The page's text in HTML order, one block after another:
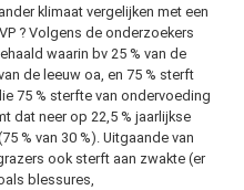
klimaat vergelijken met een
? Volgens de onderzoekers
waarin bv 25 % van de
de leeuw oa, en 75 % sterft
75 % sterfte van ondervoeding
dat neer op 22,5 % jaarlijkse
% van 30 %). Uitgaande van
ook sterft aan zwakte (er
blessures,